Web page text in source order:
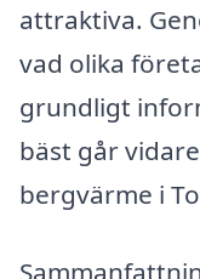
attraktiva.
vad olika
grundligt
bäst går
bergvärme i